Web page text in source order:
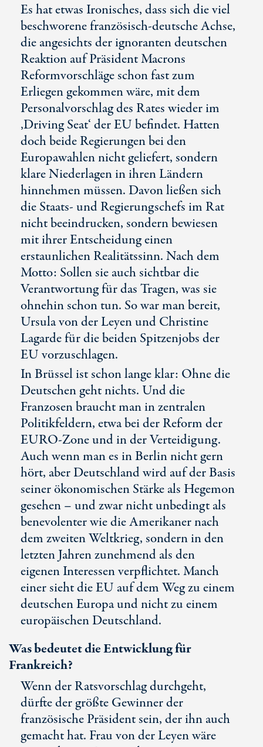
Es hat etwas Ironisches, dass sich die viel
beschworene französisch-deutsche Achse,
die angesichts der ignoranten deutschen
Reaktion auf Präsident Macrons
Reformvorschläge schon fast zum
Erliegen gekommen wäre, mit dem
Personalvorschlag des Rates wieder im
‚Driving Seat‘ der EU befindet. Hatten
doch beide Regierungen bei den
Europawahlen nicht geliefert, sondern
klare Niederlagen in ihren Ländern
hinnehmen müssen. Davon ließen sich
die Staats- und Regierungschefs im Rat
nicht beeindrucken, sondern bewiesen
mit ihrer Entscheidung einen
erstaunlichen Realitätssinn. Nach dem
Motto: Sollen sie auch sichtbar die
Verantwortung für das Tragen, was sie
ohnehin schon tun. So war man bereit,
Ursula von der Leyen und Christine
Lagarde für die beiden Spitzenjobs der
EU vorzuschlagen.
In Brüssel ist schon lange klar: Ohne die
Deutschen geht nichts. Und die
Franzosen braucht man in zentralen
Politikfeldern, etwa bei der Reform der
EURO-Zone und in der Verteidigung.
Auch wenn man es in Berlin nicht gern
hört, aber Deutschland wird auf der Basis
seiner ökonomischen Stärke als Hegemon
gesehen – und zwar nicht unbedingt als
benevolenter wie die Amerikaner nach
dem zweiten Weltkrieg, sondern in den
letzten Jahren zunehmend als den
eigenen Interessen verpflichtet. Manch
einer sieht die EU auf dem Weg zu einem
deutschen Europa und nicht zu einem
europäischen Deutschland.
Was bedeutet die Entwicklung für
Frankreich?
Wenn der Ratsvorschlag durchgeht,
dürfte der größte Gewinner der
französische Präsident sein, der ihn auch
gemacht hat. Frau von der Leyen wäre